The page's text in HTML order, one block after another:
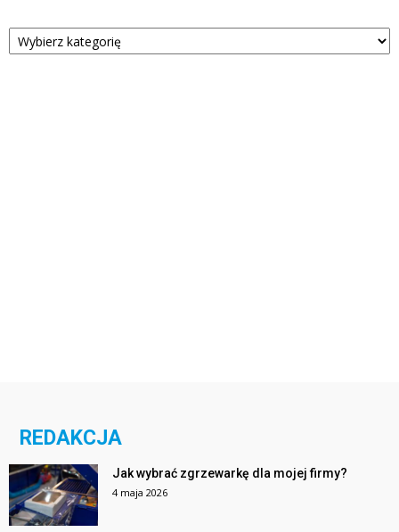
Kategorie
REDAKCJA
Jak wybrać zgrzewarkę dla mojej firmy?
4 maja 2026